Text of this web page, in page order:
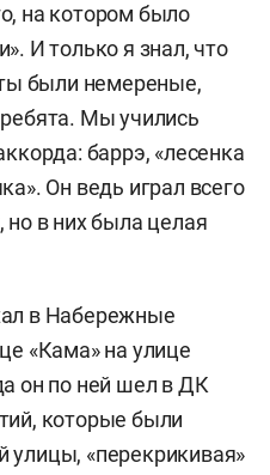
на котором было
И только я знал, что
были немереные,
Мы учились
баррэ, «лесенка
Он ведь играл всего
но в них была целая
в Набережные
«Кама» на улице
он по ней шел в ДК
которые были
улицы, «перекрикивая»